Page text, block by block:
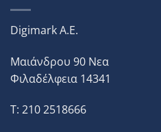
Digimark A.E.
Μαιάνδρου 90 Νεα
Φιλαδέλφεια 14341
T: 210 2518666